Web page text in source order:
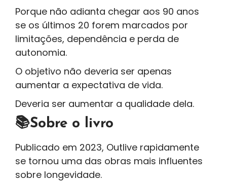
Porque não adianta chegar aos 90 anos
se os últimos 20 forem marcados por
limitações, dependência e perda de
autonomia.
O objetivo não deveria ser apenas
aumentar a expectativa de vida.
Deveria ser aumentar a qualidade dela.
📚Sobre o livro
Publicado em 2023, Outlive rapidamente
se tornou uma das obras mais influentes
sobre longevidade.